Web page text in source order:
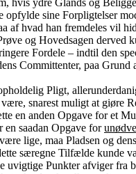
sine Forpligtelser
af hvad han fremdeles vil
og Hovedsagen
Fordele – indtil den
Committenter, paa
Pligt,
snarest muligt at giøre
en anden Opgave for et
en saadan Opgave for
lige, maa Pladsen og
særegne Tilfælde kunde
Punkter afviger fra